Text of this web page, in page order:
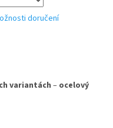
doručení
variantách – ocelový